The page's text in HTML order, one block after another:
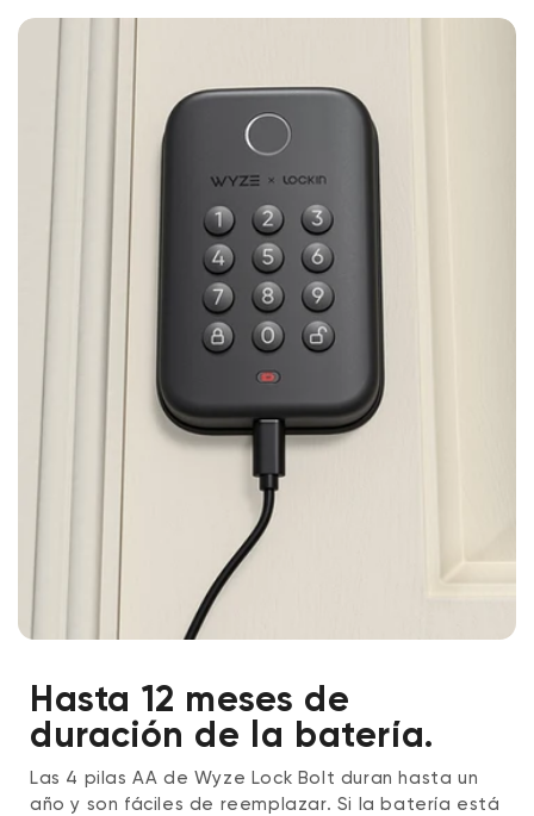
Hasta 12 meses de
duración de la batería.
Las 4 pilas AA de Wyze Lock Bolt duran hasta un
año y son fáciles de reemplazar. Si la batería está